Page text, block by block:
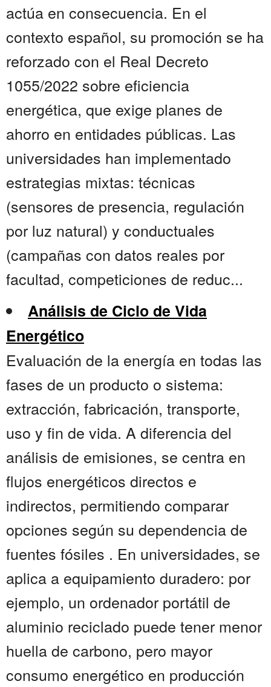
actúa en consecuencia. En el
contexto español, su promoción se ha
reforzado con el Real Decreto
1055/2022 sobre eficiencia
energética, que exige planes de
ahorro en entidades públicas. Las
universidades han implementado
estrategias mixtas: técnicas
(sensores de presencia, regulación
por luz natural) y conductuales
(campañas con datos reales por
facultad, competiciones de reduc...
Análisis de Ciclo de Vida
Energético
Evaluación de la energía en todas las
fases de un producto o sistema:
extracción, fabricación, transporte,
uso y fin de vida. A diferencia del
análisis de emisiones, se centra en
flujos energéticos directos e
indirectos, permitiendo comparar
opciones según su dependencia de
fuentes fósiles . En universidades, se
aplica a equipamiento duradero: por
ejemplo, un ordenador portátil de
aluminio reciclado puede tener menor
huella de carbono, pero mayor
consumo energético en producción